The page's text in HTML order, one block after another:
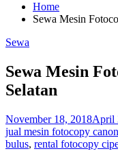
Home
Sewa Mesin
Sewa
Sewa Mesin
Selatan
November 18, 2018April
jual mesin fotocopy
bulus, rental fotocopy